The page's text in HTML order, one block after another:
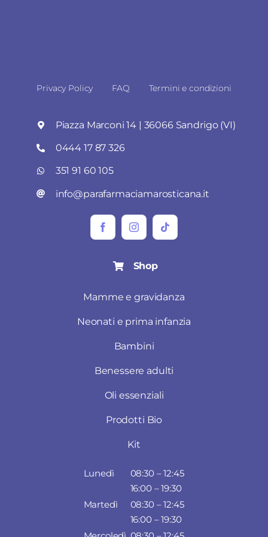
Piazza Marconi 14 | 36066 Sandrigo (VI)
0444 17 87 326
351 91 60 105
info@parafarmaciamarosticana.it
Shop
Mamme e gravidanza
Neonati e prima infanzia
Bambini
Benessere adulti
Oli essenziali
Prodotti Bio
Kit
Lunedì
08:30 – 12:45
16:00 – 19:30
Martedì
08:30 – 12:45
16:00 – 19:30
Privacy Policy FAQ Termini e condizioni